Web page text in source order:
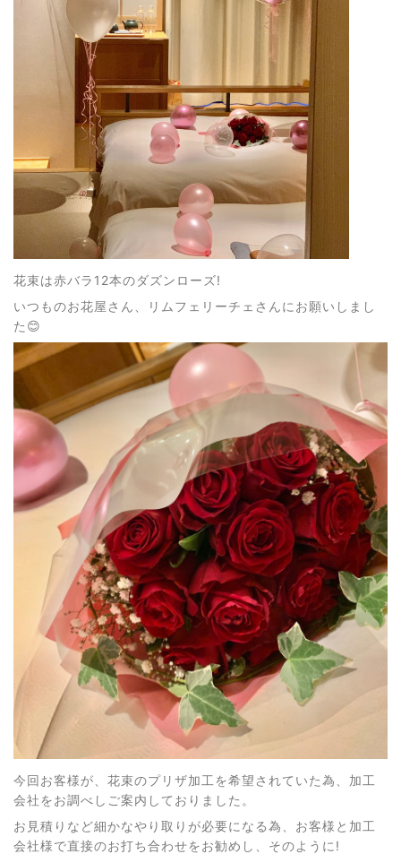
花束は赤バラ12本のダズンローズ!
いつものお花屋さん、リムフェリーチェさんにお願いしまし
た😊
今回お客様が、花束のプリザ加工を希望されていた為、加工
会社をお調べしご案内しておりました。
お見積りなど細かなやり取りが必要になる為、お客様と加工
会社様で直接のお打ち合わせをお勧めし、そのように!